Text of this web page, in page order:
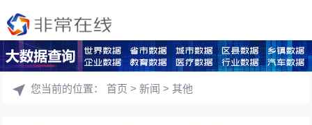
您当前的位置：首页 >新闻 >其他